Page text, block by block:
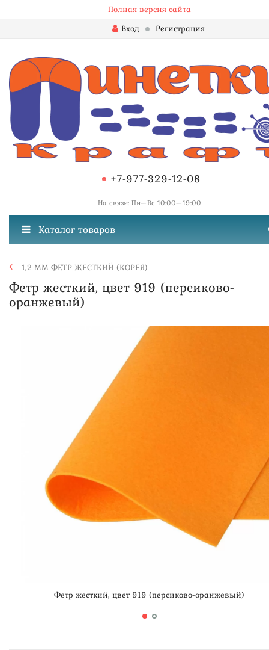
Полная версия сайта
Вход
Регистрация
+7-977-329-12-08
На связи: Пн—Вс 10:00—19:00
Каталог товаров
1,2 ММ ФЕТР ЖЕСТКИЙ (КОРЕЯ)
Фетр жесткий, цвет 919 (персиково-
оранжевый)
Фетр жесткий, цвет 919 (персиково-оранжевый)